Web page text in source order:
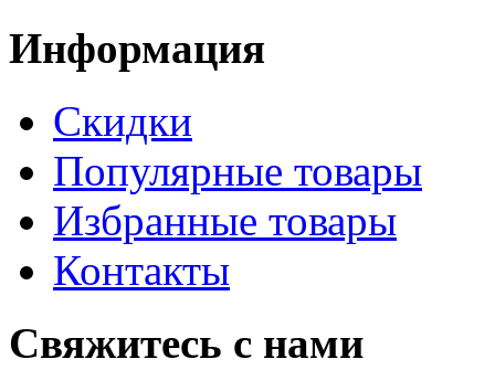
Информация
Скидки
Популярные товары
Избранные товары
Контакты
Свяжитесь с нами